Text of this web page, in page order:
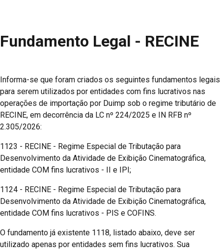
Fundamento Legal - RECINE
Informa-se que foram criados os seguintes fundamentos legais
para serem utilizados por entidades com fins lucrativos nas
operações de importação por Duimp sob o regime tributário de
RECINE, em decorrência da LC nº 224/2025 e IN RFB nº
2.305/2026:
1123 - RECINE - Regime Especial de Tributação para
Desenvolvimento da Atividade de Exibição Cinematográfica,
entidade COM fins lucrativos - II e IPI;
1124 - RECINE - Regime Especial de Tributação para
Desenvolvimento da Atividade de Exibição Cinematográfica,
entidade COM fins lucrativos - PIS e COFINS.
O fundamento já existente 1118, listado abaixo, deve ser
utilizado apenas por entidades sem fins lucrativos. Sua